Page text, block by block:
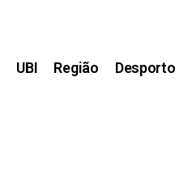
UBI Região Desporto